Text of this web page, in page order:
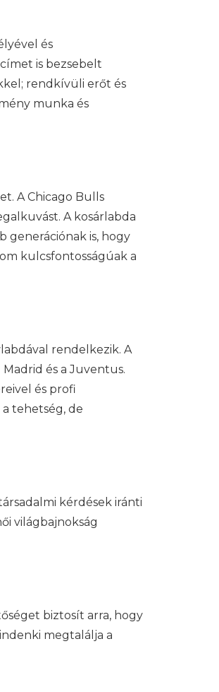
és
is bezsebelt
rendkívüli erőt és
munka és
A Chicago Bulls
A kosárlabda
generációnak is, hogy
kulcsfontosságúak a
rendelkezik. A
és a Juventus.
és profi
tehetség, de
kérdések iránti
világbajnokság
biztosít arra, hogy
megtalálja a